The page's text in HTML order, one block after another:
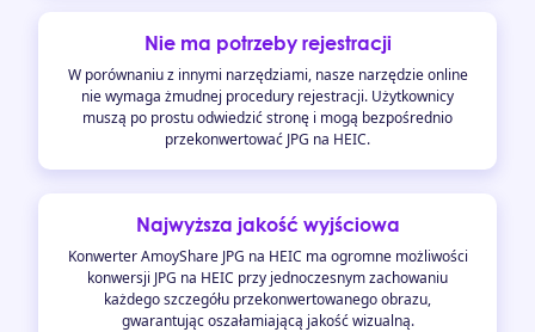
Nie ma potrzeby rejestracji
W porównaniu z innymi narzędziami, nasze narzędzie online
nie wymaga żmudnej procedury rejestracji. Użytkownicy
muszą po prostu odwiedzić stronę i mogą bezpośrednio
przekonwertować JPG na HEIC.
Najwyższa jakość wyjściowa
Konwerter AmoyShare JPG na HEIC ma ogromne możliwości
konwersji JPG na HEIC przy jednoczesnym zachowaniu
każdego szczegółu przekonwertowanego obrazu,
gwarantując oszałamiającą jakość wizualną.